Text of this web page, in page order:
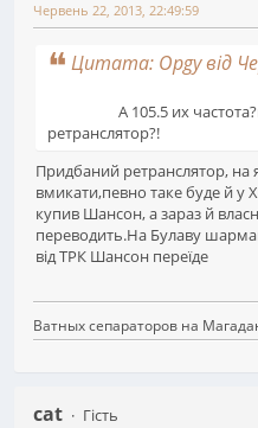
Червень 22, 2013, 22:49:59
Цитата: Opgy від
А 105.5 их
ретранслятор?!
Придбаний ретранслятор,
вмикати,певно таке буде й у
купив Шансон, а зараз й
переводить.На Булаву
від ТРК Шансон переїде
Ватных сепараторов на
cat
Гість